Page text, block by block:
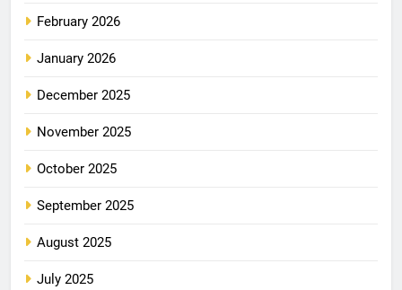
February 2026
January 2026
December 2025
November 2025
October 2025
September 2025
August 2025
July 2025